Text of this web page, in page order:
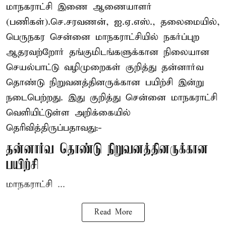
மாநகராட்சி இணை ஆணையாளர்
(பணிகள்).செ.சரவணன், ஐ.ஏ.எஸ்., தலைமையில்,
பெருநகர சென்னை மாநகராட்சியில் நகர்ப்புற
ஆதரவற்றோர் தங்குமிடங்களுக்கான நிலையான
செயல்பாட்டு வழிமுறைகள் குறித்து தன்னார்வ
தொண்டு நிறுவனத்தினருக்கான பயிற்சி இன்று
நடைபெற்றது. இது குறித்து சென்னை மாநகராட்சி
வெளியிட்டுள்ள அறிக்கையில்
தெரிவித்திருப்பதாவது:-
தன்னார்வ தொண்டு நிறுவனத்தினருக்கான
பயிற்சி
மாநகராட்சி ...
Read More